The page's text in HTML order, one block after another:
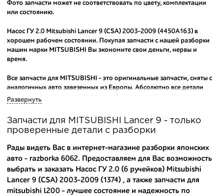
Фото запчасти может не соответствовать по цвету, комплектации
или состоянию.
Насос ГУ 2.0 Mitsubishi Lancer 9 (CSA) 2003-2009 (4450A163) в
хорошем рабочем состоянии. Покупая запчасти с нашей разборки
машин марки MITSUBISHI Вы экономите свои деньги, нервы и
время.
Все запчасти для MITSUBISHI - это оригинальные запчасти, сняты с
аналогичных авто завезенных из Европы. Абсолютно все детали
исправны и находятся в состоянии близком к новому. Каждая
производителя.
Вашему вниманию предлагаем широкий ассортимент
автозапчастей для
MITSUBISHI Lancer 9 2003-2009
популярных марок. Мы продаем оригинальные и
высококачественные запчасти, отказываясь от контрафактных
аналогов.
Многие наши оптовые клиенты рекомендуют именно нашу
Развернуть
Запчасти для MITSUBISHI Lancer 9 - только
проверенные детали с разборки
Рады видеть Вас в интернет-магазине разборки японских
авто - razborka 6062. Предоставляем для Вас возможность
выбрать и заказать Насос ГУ 2.0 (6 ручейков) Mitsubishi
Lancer 9 (CSA) 2003-2009 (1374) , а также запчасти для
mitsubishi l200 - лучшее состояние и надежность по